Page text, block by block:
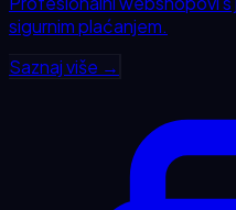
sigurnim plaćanjem.
Saznaj više →